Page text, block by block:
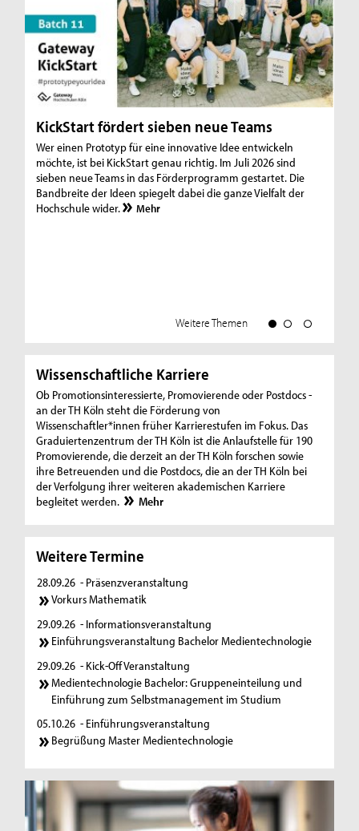
KickStart fördert sieben neue Teams
Wer einen Prototyp für eine innovative Idee entwickeln
möchte, ist bei KickStart genau richtig. Im Juli 2026 sind
sieben neue Teams in das Förderprogramm gestartet. Die
Bandbreite der Ideen spiegelt dabei die ganze Vielfalt der
Hochschule wider.
Mehr
Weitere Themen
Wissenschaftliche Karriere
Ob Promotionsinteressierte, Promovierende oder Postdocs -
an der TH Köln steht die Förderung von
Wissenschaftler*innen früher Karrierestufen im Fokus. Das
Graduiertenzentrum der TH Köln ist die Anlaufstelle für 190
Promovierende, die derzeit an der TH Köln forschen sowie
ihre Betreuenden und die Postdocs, die an der TH Köln bei
der Verfolgung ihrer weiteren akademischen Karriere
begleitet werden.
Mehr
Weitere Termine
28.09.26 - Präsenzveranstaltung
Vorkurs Mathematik
29.09.26 - Informationsveranstaltung
Einführungsveranstaltung Bachelor Medientechnologie
29.09.26 - Kick-Off Veranstaltung
Medientechnologie Bachelor: Gruppeneinteilung und
Einführung zum Selbstmanagement im Studium
05.10.26 - Einführungsveranstaltung
Begrüßung Master Medientechnologie